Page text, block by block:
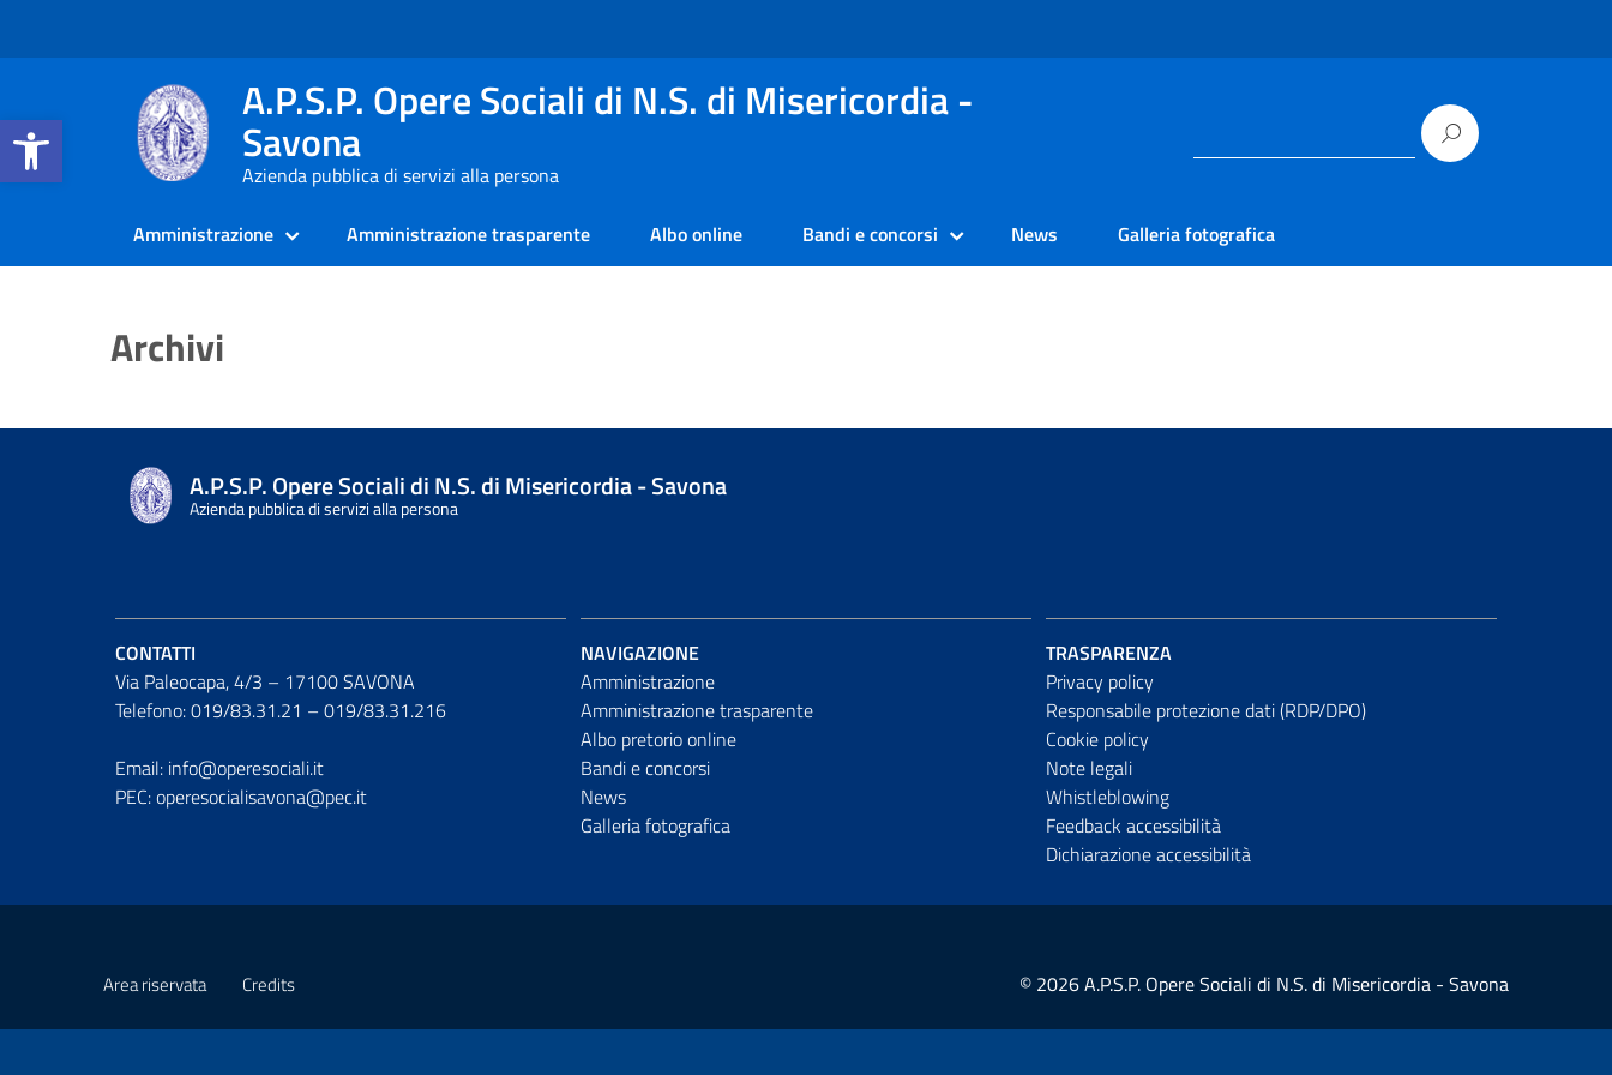
Apri la barra degli strumenti
A.P.S.P. Opere Sociali di N.S. di Misericordia -
Savona
Azienda pubblica di servizi alla persona
Amministrazione Amministrazione trasparente Albo online Bandi e concorsi News Galleria fotografica
Archivi
A.P.S.P. Opere Sociali di N.S. di Misericordia - Savona
Azienda pubblica di servizi alla persona
CONTATTI
Via Paleocapa, 4/3 – 17100 SAVONA
Telefono: 019/83.31.21 – 019/83.31.216
Email: info@operesociali.it
PEC: operesocialisavona@pec.it
NAVIGAZIONE
Amministrazione
Amministrazione trasparente
Albo pretorio online
Bandi e concorsi
News
Galleria fotografica
TRASPARENZA
Privacy policy
Responsabile protezione dati (RDP/DPO)
Cookie policy
Note legali
Whistleblowing
Feedback accessibilità
Dichiarazione accessibilità
Area riservata Credits © 2026 A.P.S.P. Opere Sociali di N.S. di Misericordia - Savona